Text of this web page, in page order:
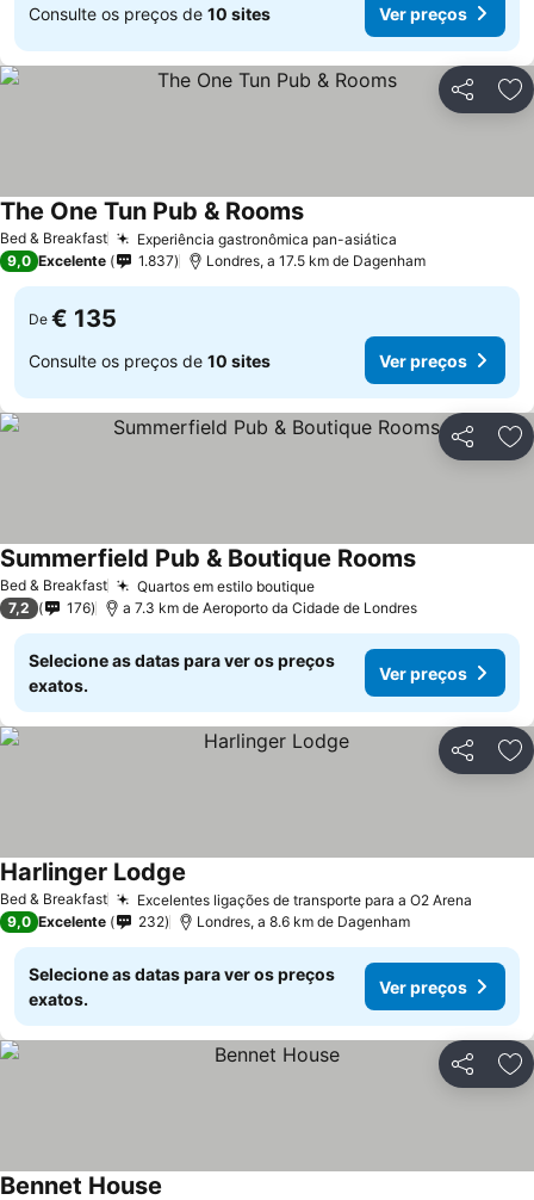
Consulte os preços de 10 sites Ver preços
Partilhar
Bed & Breakfast Experiência gastronômica pan-asiática
The One Tun Pub & Rooms
9,0 Excelente 1.837 Londres, a 17.5 km de Dagenham
De € 135
Consulte os preços de 10 sites Ver preços
Partilhar
Bed & Breakfast Quartos em estilo boutique
Summerfield Pub & Boutique Rooms
7,2 176 a 7.3 km de Aeroporto da Cidade de Londres
Selecione as datas para ver os preços
exatos.
Ver preços
Partilhar
Bed & Breakfast Excelentes ligações de transporte para a O2 Arena
Harlinger Lodge
9,0 Excelente 232 Londres, a 8.6 km de Dagenham
Selecione as datas para ver os preços
exatos.
Ver preços
Partilhar
Bennet House